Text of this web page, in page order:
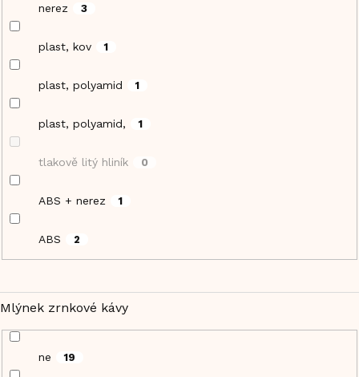
nerez 3
plast, kov 1
plast, polyamid 1
plast, polyamid, 1
tlakově litý hliník 0
ABS + nerez 1
ABS 2
Mlýnek zrnkové kávy
ne 19